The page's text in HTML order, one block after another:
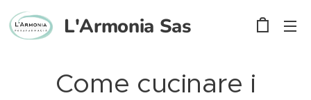
L'Armonia Sas
Come cucinare i